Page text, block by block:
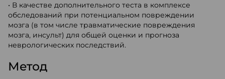
• В качестве дополнительного теста в комплексе
обследований при потенциальном повреждении
мозга (в том числе травматические повреждения
мозга, инсульт) для общей оценки и прогноза
неврологических последствий.
Метод